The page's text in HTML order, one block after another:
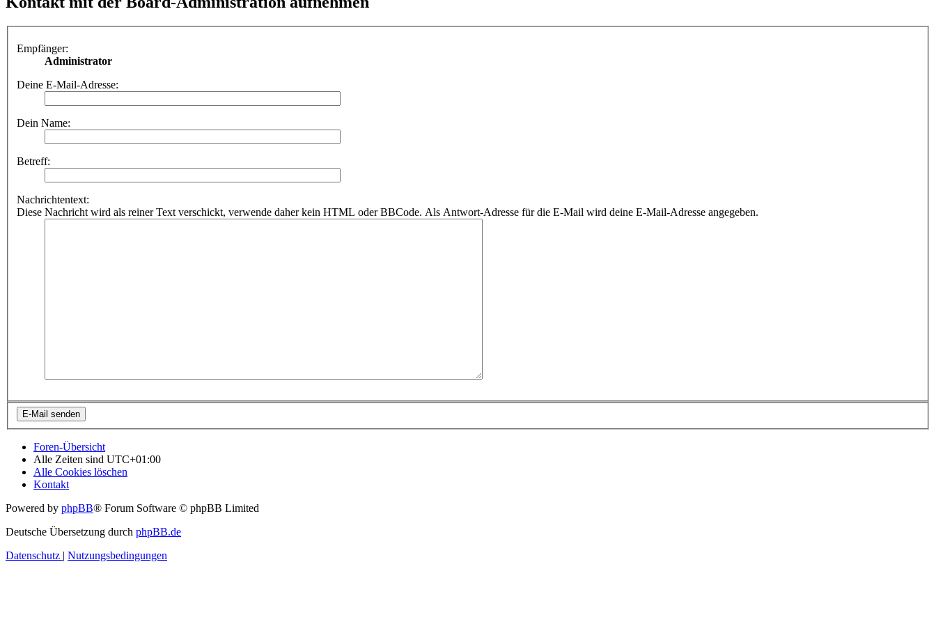
Empfänger:
Administrator
Deine E-Mail-Adresse:
Dein Name:
Betreff:
Nachrichtentext:
Diese Nachricht wird als reiner Text verschickt, verwende daher kein HTML oder BBCode. Als Antwort-Adresse für die E-Mail wird deine E-Mail-Adresse angegeben.
Foren-Übersicht
Alle Zeiten sind UTC+01:00
Alle Cookies löschen
Kontakt
Powered by phpBB® Forum Software © phpBB Limited
Deutsche Übersetzung durch phpBB.de
Datenschutz
Nutzungsbedingungen